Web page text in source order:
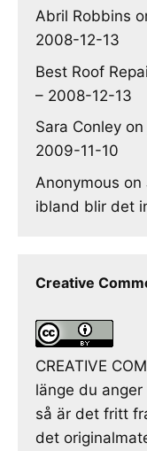
Abril Robbins
2008-12-13
Best Roof
– 2008-12-13
Sara Conley on
2009-11-10
Anonymous on
ibland blir det
Creative
CREATIVE
länge du
så är det fritt
det